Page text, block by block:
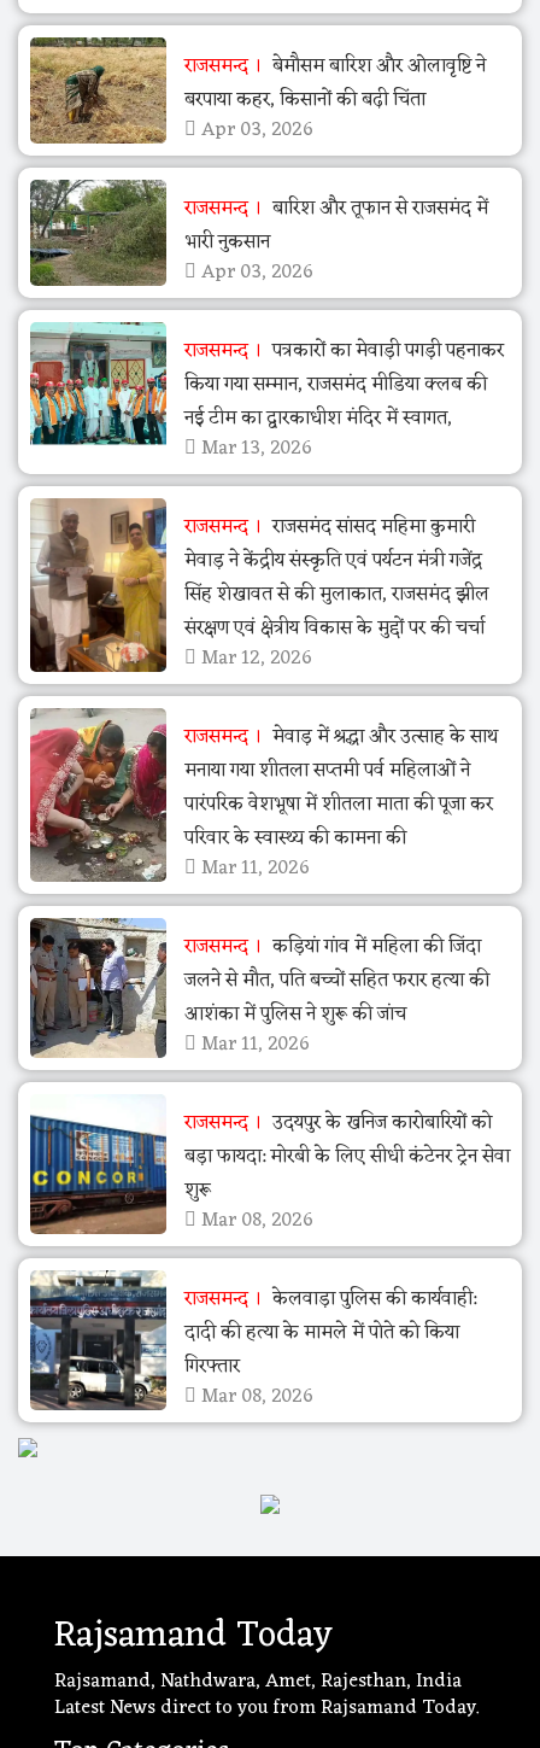
राजसमन्द
बेमौसम बारिश और ओलावृष्टि ने
बरपाया कहर, किसानों की बढ़ी चिंता
Apr 03, 2026
राजसमन्द
बारिश और तूफान से राजसमंद में
भारी नुकसान
Apr 03, 2026
राजसमन्द
पत्रकारों का मेवाड़ी पगड़ी पहनाकर
किया गया सम्मान, राजसमंद मीडिया क्लब की
नई टीम का द्वारकाधीश मंदिर में स्वागत,
Mar 13, 2026
राजसमन्द
राजसमंद सांसद महिमा कुमारी
मेवाड़ ने केंद्रीय संस्कृति एवं पर्यटन मंत्री गजेंद्र
सिंह शेखावत से की मुलाकात, राजसमंद झील
संरक्षण एवं क्षेत्रीय विकास के मुद्दों पर की चर्चा
Mar 12, 2026
राजसमन्द
मेवाड़ में श्रद्धा और उत्साह के साथ
मनाया गया शीतला सप्तमी पर्व महिलाओं ने
पारंपरिक वेशभूषा में शीतला माता की पूजा कर
परिवार के स्वास्थ्य की कामना की
Mar 11, 2026
राजसमन्द
कड़ियां गांव में महिला की जिंदा
जलने से मौत, पति बच्चों सहित फरार हत्या की
आशंका में पुलिस ने शुरू की जांच
Mar 11, 2026
राजसमन्द
उदयपुर के खनिज कारोबारियों को
बड़ा फायदा: मोरबी के लिए सीधी कंटेनर ट्रेन सेवा
शुरू
Mar 08, 2026
राजसमन्द
केलवाड़ा पुलिस की कार्यवाही:
दादी की हत्या के मामले में पोते को किया
गिरफ्तार
Mar 08, 2026
Rajsamand Today
Rajsamand, Nathdwara, Amet, Rajesthan, India
Latest News direct to you from Rajsamand Today.